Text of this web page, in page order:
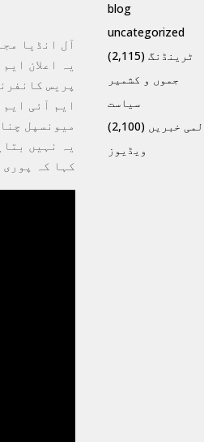
آل انڈیا
یہ اعلان
پریس
ایم آئی
میونسپل
یہ نہیں
کہا کہ پوری
blog
uncategorized
ٹرینڈنگ (2,115)
جموں و کشمیر
سیاست
خبریں (2,100)
ویڈیوز